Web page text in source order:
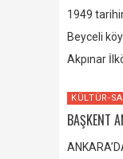
1949
Beyceli
Akpınar
KÜLTÜR-
BAŞKENT